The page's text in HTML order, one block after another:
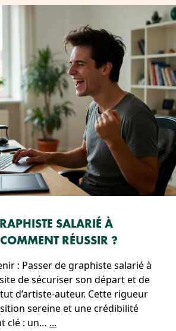
SALARIÉ À
RÉUSSIR ?
: Passer de graphiste salarié à
de sécuriser son départ et de
d’artiste-auteur. Cette rigueur
sereine et une crédibilité
clé : un… ...